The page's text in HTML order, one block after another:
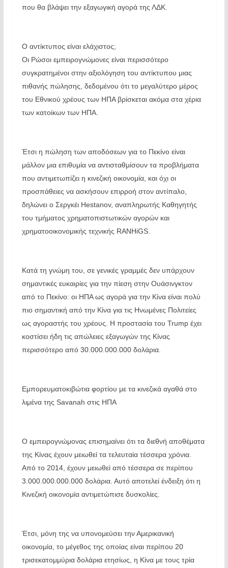
που θα βλάψει την εξαγωγική αγορά της ΛΔΚ.
Ο αντίκτυπος είναι ελάχιστος;
Οι Ρώσοι εμπειρογνώμονες είναι περισσότερο
συγκρατημένοι στην αξιολόγηση του αντίκτυπου μιας
πιθανής πώλησης, δεδομένου ότι το μεγαλύτερο μέρος
του Εθνικού χρέους των ΗΠΑ βρίσκεται ακόμα στα χέρια
των κατοίκων των ΗΠΑ.
Έτσι η πώληση των αποδόσεων για το Πεκίνο είναι
μάλλον μια επιθυμία να αντισταθμίσουν τα προβλήματα
που αντιμετωπίζει η κινεζική οικονομία, και όχι οι
προσπάθειες να ασκήσουν επιρροή στον αντίπαλο,
δηλώνει ο Σεργκέι Hestanov, αναπληρωτής Καθηγητής
του τμήματος χρηματοπιστωτικών αγορών και
χρηματοοικονομικής τεχνικής RANHiGS.
Κατά τη γνώμη του, σε γενικές γραμμές δεν υπάρχουν
σημαντικές ευκαιρίες για την πίεση στην Ουάσινγκτον
από το Πεκίνο: οι ΗΠΑ ως αγορά για την Κίνα είναι πολύ
πιο σημαντική από την Κίνα για τις Ηνωμένες Πολιτείες
ως αγοραστής του χρέους. Η προστασία του Trump έχει
κοστίσει ήδη τις απώλειες εξαγωγών της Κίνας
περισσότερο από 30.000.000.000 δολάρια.
Εμπορευματοκιβώτια φορτίου με τα κινεζικά αγαθά στο
λιμένα της Savanah στις ΗΠΑ
Ο εμπειρογνώμονας επισημαίνει ότι τα διεθνή αποθέματα
της Κίνας έχουν μειωθεί τα τελευταία τέσσερα χρόνια.
Από το 2014, έχουν μειωθεί από τέσσερα σε περίπου
3.000.000.000.000 δολάρια. Αυτό αποτελεί ένδειξη ότι η
Κινεζική οικονομία αντιμετώπισε δυσκολίες.
Έτσι, μόνη της να υπονομεύσει την Αμερικανική
οικονομία, το μέγεθος της οποίας είναι περίπου 20
τρισεκατομμύρια δολάρια ετησίως, η Κίνα με τους τρία